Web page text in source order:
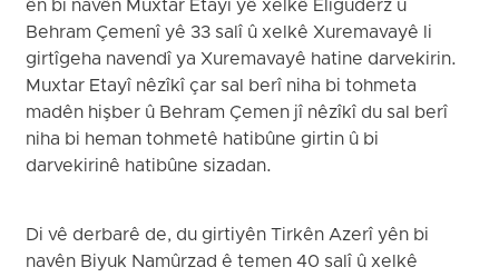
ên bi navên Muxtar Etayî yê xelkê Elîguderz û
Behram Çemenî yê 33 salî û xelkê Xuremavayê li
girtîgeha navendî ya Xuremavayê hatine darvekirin.
Muxtar Etayî nêzîkî çar sal berî niha bi tohmeta
madên hişber û Behram Çemen jî nêzîkî du sal berî
niha bi heman tohmetê hatibûne girtin û bi
darvekirinê hatibûne sizadan.
Di vê derbarê de, du girtiyên Tirkên Azerî yên bi
navên Biyuk Namûrzad ê temen 40 salî û xelkê